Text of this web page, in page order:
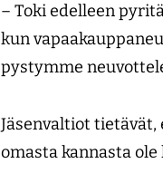
– Toki edelleen
kun
pystymme
Jäsenvaltiot
omasta kannasta